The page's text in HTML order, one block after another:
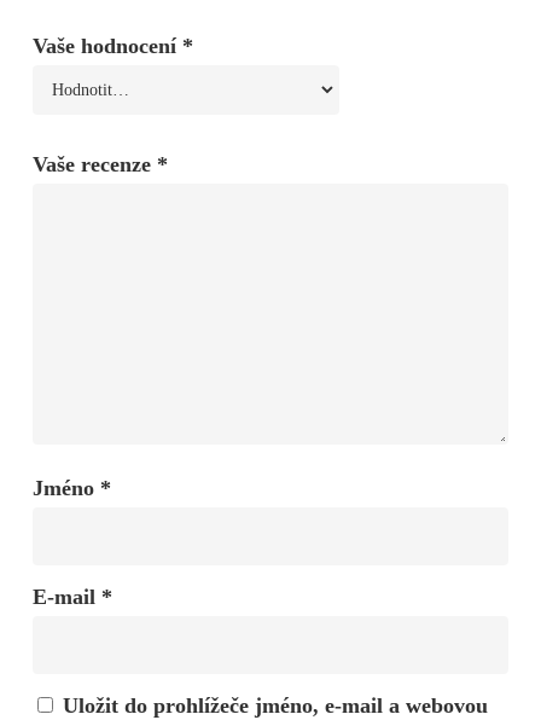
Vaše hodnocení *
Vaše recenze *
Jméno *
E-mail *
Uložit do prohlížeče jméno, e-mail a webovou